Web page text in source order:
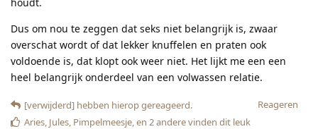
Dus om nou te zeggen dat seks niet belangrijk is, zwaar
overschat wordt of dat lekker knuffelen en praten ook
voldoende is, dat klopt ook weer niet. Het lijkt me een een
heel belangrijk onderdeel van een volwassen relatie.
Reageren
[verwijderd] hebben hierop gereageerd.
Aries, Jules, Pimpelmeesje, en 2anderevinden dit leuk